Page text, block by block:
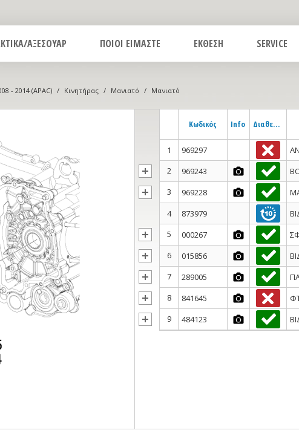
ΑΞΕΣΟΥΑΡ ΠΟΙΟΙ ΕΙΜΑΣΤΕ ΕΚΘΕΣΗ SERVICE
- 2014 (APAC) / Κινητήρας / Μανιατό / Μανιατό
Κωδικός Info Διαθεσιμότητα
1 969297
2
969243
3
969228
4
873979
5
000267
6
015856
7
289005
8
841645
9
484123